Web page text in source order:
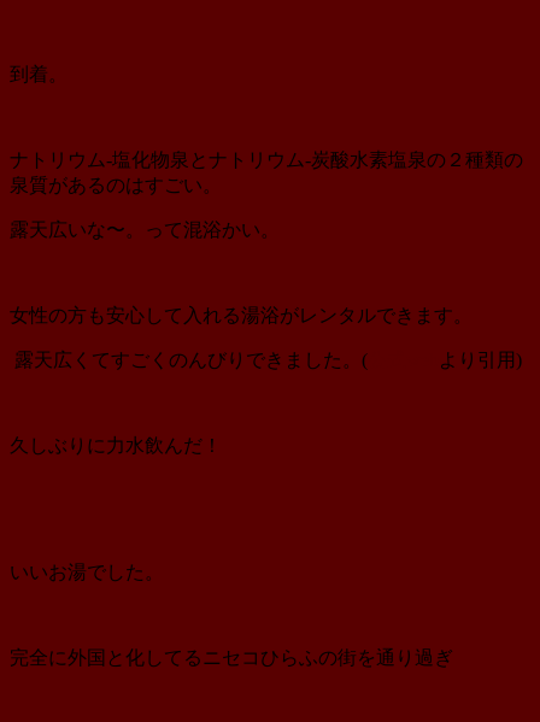
到着。
ナトリウム‐塩化物泉とナトリウム‐炭酸水素塩泉の２種類の
泉質があるのはすごい。
露天広いな〜。って混浴かい。
女性の方も安心して入れる湯浴がレンタルできます。
露天広くてすごくのんびりできました。( より引用)
久しぶりに力水飲んだ！
いいお湯でした。
完全に外国と化してるニセコひらふの街を通り過ぎ